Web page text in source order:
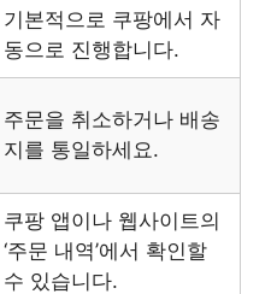
기본적으로 쿠팡에서 자
동으로 진행합니다.
주문을 취소하거나 배송
지를 통일하세요.
쿠팡 앱이나 웹사이트의
‘주문 내역’에서 확인할
수 있습니다.